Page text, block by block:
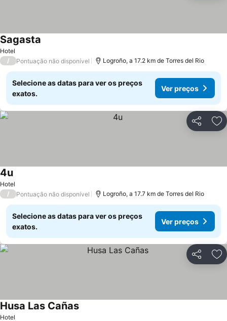
Hotel
Sagasta
/ Pontuação não disponível Logroño, a 17.2 km de Torres del Rio
Selecione as datas para ver os preços
exatos.
Ver preços
Partilhar
Hotel
4u
/ Pontuação não disponível Logroño, a 17.7 km de Torres del Rio
Selecione as datas para ver os preços
exatos.
Ver preços
Partilhar
Hotel
Husa Las Cañas